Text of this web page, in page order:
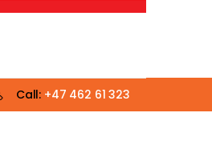
Call: +47 462 61 323